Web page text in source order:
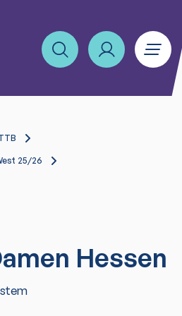
25/26
Hessen